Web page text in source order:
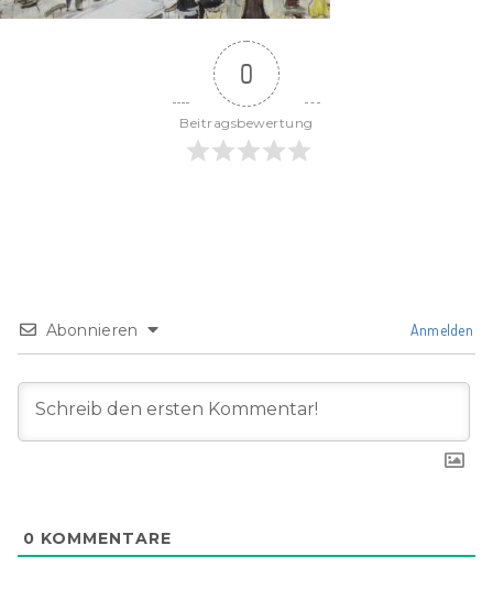
0
Beitragsbewertung
Abonnieren Anmelden
0 KOMMENTARE